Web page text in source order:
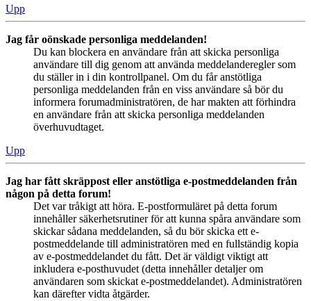
Upp
Jag får oönskade personliga meddelanden!
Du kan blockera en användare från att skicka personliga
användare till dig genom att använda meddelanderegler som
du ställer in i din kontrollpanel. Om du får anstötliga
personliga meddelanden från en viss användare så bör du
informera forumadministratören, de har makten att förhindra
en användare från att skicka personliga meddelanden
överhuvudtaget.
Upp
Jag har fått skräppost eller anstötliga e-postmeddelanden från
någon på detta forum!
Det var tråkigt att höra. E-postformuläret på detta forum
innehåller säkerhetsrutiner för att kunna spåra användare som
skickar sådana meddelanden, så du bör skicka ett e-
postmeddelande till administratören med en fullständig kopia
av e-postmeddelandet du fått. Det är väldigt viktigt att
inkludera e-posthuvudet (detta innehåller detaljer om
användaren som skickat e-postmeddelandet). Administratören
kan därefter vidta åtgärder.